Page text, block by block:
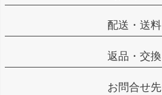
配送・送料
返品・交換
お問合せ先